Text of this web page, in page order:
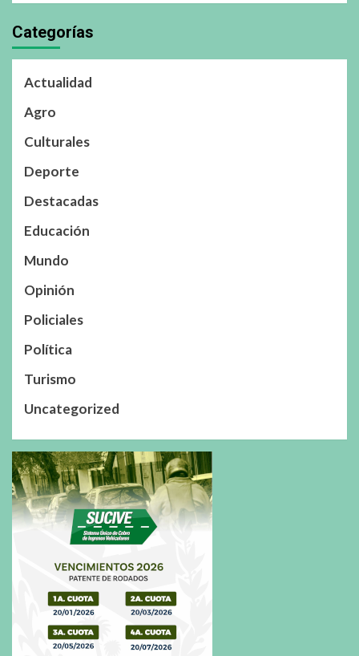
Categorías
Actualidad
Agro
Culturales
Deporte
Destacadas
Educación
Mundo
Opinión
Policiales
Política
Turismo
Uncategorized